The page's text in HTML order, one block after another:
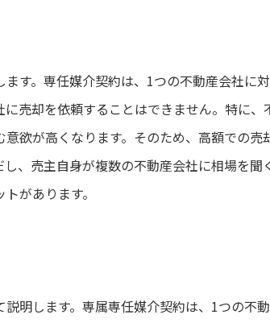
す。専任媒介契約は、 1つの不動産会社に
売却を依頼することはできません。特に
欲が高くなります。そのため、高額での
、売主自身が複数の不動産会社に相場を
があります。
明します。専属専任媒介契約は、 1つの不